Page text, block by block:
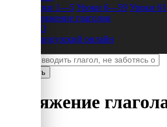
Уроки 1—5 Уроки 6—59 Уроки
Спряжение глаголов
FAQ
Французский онлайн
Спряжение